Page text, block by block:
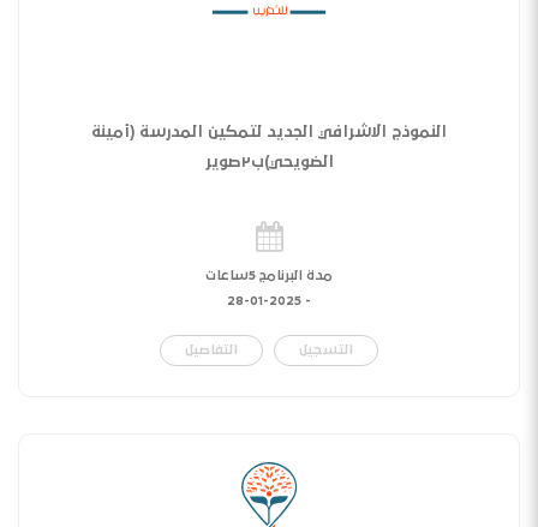
النموذج الاشرافي الجديد لتمكين المدرسة (أمينة
الضويحي)ب٢صوير
مدة البرنامج 5ساعات
-
28-01-2025
التسجيل التفاصيل